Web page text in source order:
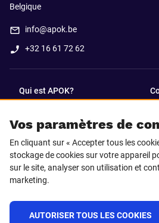
Vos paramètres de
En cliquant sur « Accepter tous les
stockage de cookies sur votre appareil
sur le site, analyser son utilisation et
marketing.
AUTORISER TOUS LES COOKIES
Belgique
info@apok.be
+32 16 61 72 62
Qui est APOK?
SUIVEZ-NOUS SUR
Facebook